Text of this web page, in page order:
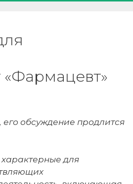
, его обсуждение продлится
для